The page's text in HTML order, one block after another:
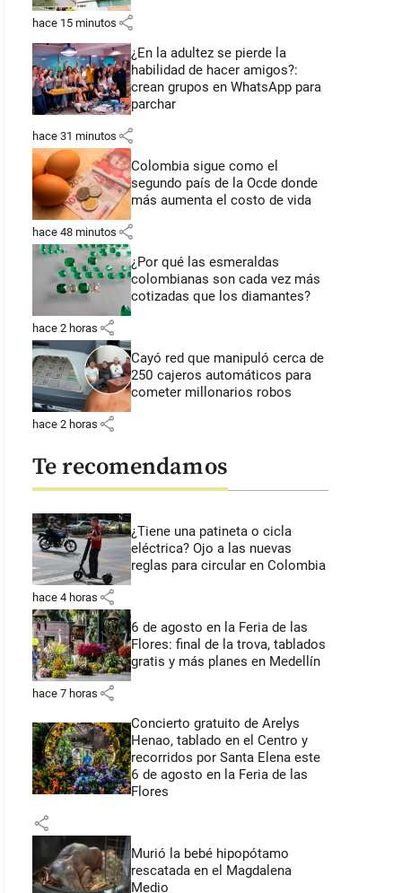
hace 15 minutos share
¿En la adultez se pierde la
habilidad de hacer amigos?:
crean grupos en WhatsApp para
parchar
hace 31 minutos share
Colombia sigue como el
segundo país de la Ocde donde
más aumenta el costo de vida
hace 48 minutos share
¿Por qué las esmeraldas
colombianas son cada vez más
cotizadas que los diamantes?
hace 2 horas share
Cayó red que manipuló cerca de
250 cajeros automáticos para
cometer millonarios robos
hace 2 horas share
Te recomendamos
¿Tiene una patineta o cicla
eléctrica? Ojo a las nuevas
reglas para circular en Colombia
hace 4 horas share
6 de agosto en la Feria de las
Flores: final de la trova, tablados
gratis y más planes en Medellín
hace 7 horas share
Concierto gratuito de Arelys
Henao, tablado en el Centro y
recorridos por Santa Elena este
6 de agosto en la Feria de las
Flores
share
Murió la bebé hipopótamo
rescatada en el Magdalena
Medio